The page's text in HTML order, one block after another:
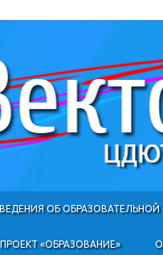
ОБ ОБРАЗОВАТЕЛЬНОЙ
«ОБРАЗОВАНИЕ»